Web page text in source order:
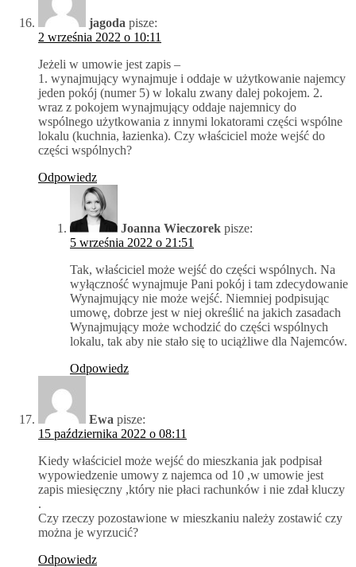
jagoda pisze:
2 września 2022 o 10:11
Jeżeli w umowie jest zapis –
1. wynajmujący wynajmuje i oddaje w użytkowanie najemcy
jeden pokój (numer 5) w lokalu zwany dalej pokojem. 2.
wraz z pokojem wynajmujący oddaje najemnicy do
wspólnego użytkowania z innymi lokatorami części wspólne
lokalu (kuchnia, łazienka). Czy właściciel może wejść do
części wspólnych?
Odpowiedz
Joanna Wieczorek pisze:
5 września 2022 o 21:51
Tak, właściciel może wejść do części wspólnych. Na
wyłączność wynajmuje Pani pokój i tam zdecydowanie
Wynajmujący nie może wejść. Niemniej podpisując
umowę, dobrze jest w niej określić na jakich zasadach
Wynajmujący może wchodzić do części wspólnych
lokalu, tak aby nie stało się to uciążliwe dla Najemców.
Odpowiedz
Ewa pisze:
15 października 2022 o 08:11
Kiedy właściciel może wejść do mieszkania jak podpisał
wypowiedzenie umowy z najemca od 10 ,w umowie jest
zapis miesięczny ,który nie płaci rachunków i nie zdał kluczy
.
Czy rzeczy pozostawione w mieszkaniu należy zostawić czy
można je wyrzucić?
Odpowiedz